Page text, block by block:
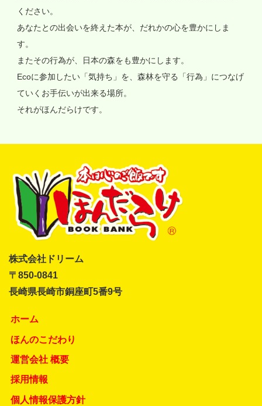
ください。
あなたとの出会いを終えた本が、だれかの心を豊かにしま
す。
またその行為が、日本の森をも豊かにします。
Ecoに参加したい「気持ち」を、森林を守る「行為」につなげ
ていくお手伝いが出来る場所。
それがほんだらけです。
株式会社ドリーム
〒850-0841
長崎県長崎市銅座町5番9号
ホーム
ほんのこだわり
運営会社 概要
採用情報
個人情報保護方針